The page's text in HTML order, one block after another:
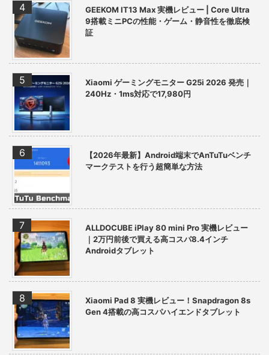
GEEKOM IT13 Max 実機レビュー | Core Ultra
9搭載ミニPCの性能・ゲーム・静音性を徹底検
証
Xiaomi ゲーミングモニター G25i 2026 発売｜
240Hz・1ms対応で17,980円
【2026年最新】Android端末でAnTuTuベンチ
マークテストを行う超簡単な方法
ALLDOCUBE iPlay 80 mini Pro 実機レビュー
｜2万円前後で買える高コスパ8.4インチ
Androidタブレット
Xiaomi Pad 8 実機レビュー！Snapdragon 8s
Gen 4搭載の高コスパハイエンドタブレット